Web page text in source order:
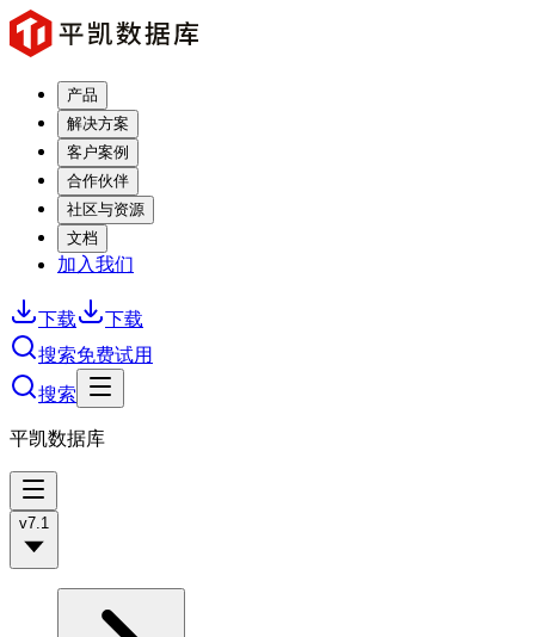
产品
解决方案
客户案例
合作伙伴
社区与资源
文档
加入我们
下载
下载
搜索免费试用
搜索
平凯数据库
v7.1